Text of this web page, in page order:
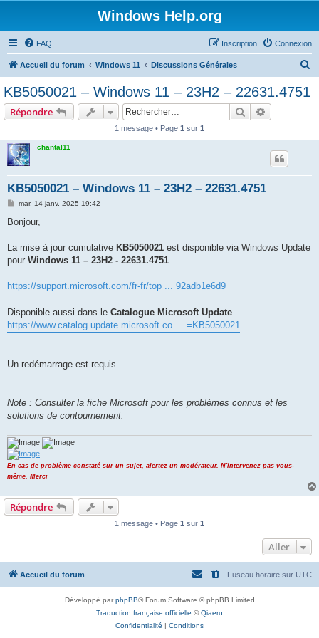
Windows Help.org
FAQ Connexion
Inscription
Accueil du forum Windows 11 Discussions Générales
KB5050021 – Windows 11 – 23H2 – 22631.4751
Répondre Rechercher
1 message • Page 1 sur 1
chantal11
KB5050021 – Windows 11 – 23H2 – 22631.4751
M
s
g
mar. 14 janv. 2025 19:42
Bonjour,
La mise à jour cumulative KB5050021 est disponible via Windows Update
pour Windows 11 – 23H2 - 22631.4751
https://support.microsoft.com/fr-fr/top ... 92adb1e6d9
Disponible aussi dans le Catalogue Microsoft Update
https://www.catalog.update.microsoft.co ... =KB5050021
Un redémarrage est requis.
Note : Consulter la fiche Microsoft pour les problèmes connus et les
solutions de contournement.
En cas de problème constaté sur un sujet, alertez un modérateur. N'intervenez pas vous-
même. Merci
Répondre
1 message • Page 1 sur 1
Aller
Accueil du forum Fuseau horaire sur UTC
Développé parphpBB® Forum Software © phpBB Limited
Traduction française officielle ©Qiaeru
Confidentialité | Conditions